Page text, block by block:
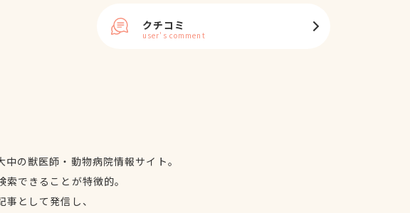
クチコミ
user's comment
の獣医師・動物病院情報サイト。
できることが特徴的。
として発信し、